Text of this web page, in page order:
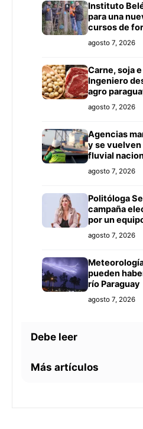
Instituto
para una
cursos de
Concepción
agosto 7, 2026
Carne, soja
Ingeniero
agro
mercados
agosto 7, 2026
Agencias
y se
fluvial
agosto 7, 2026
Politóloga
campaña
por un
agosto 7, 2026
pueden
río Paraguay
agosto 7, 2026
Debe leer
Tecnología
Más artículos